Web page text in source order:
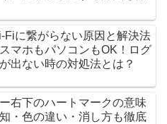
Fiに繋がらない原因と解決法
マホもパソコンもOK！ログ
出ない時の対処法とは？
右下のハートマークの意味
・色の違い・消し方も徹底